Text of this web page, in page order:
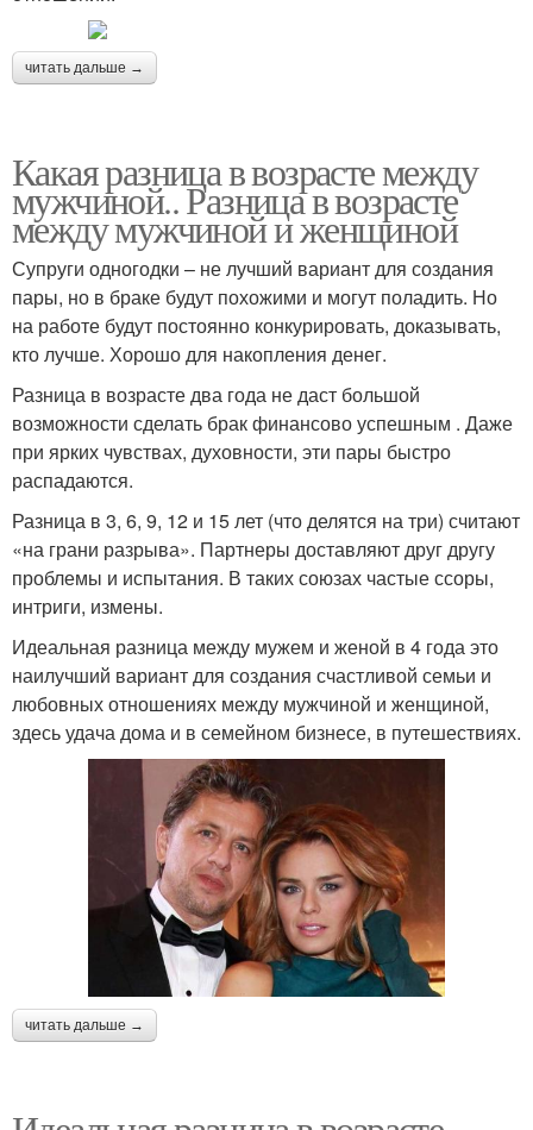
читать дальше →
Какая разница в возрасте между
мужчиной.. Разница в возрасте
между мужчиной и женщиной
Супруги одногодки – не лучший вариант для создания
пары, но в браке будут похожими и могут поладить. Но
на работе будут постоянно конкурировать, доказывать,
кто лучше. Хорошо для накопления денег.
Разница в возрасте два года не даст большой
возможности сделать брак финансово успешным . Даже
при ярких чувствах, духовности, эти пары быстро
распадаются.
Разница в 3, 6, 9, 12 и 15 лет (что делятся на три) считают
«на грани разрыва». Партнеры доставляют друг другу
проблемы и испытания. В таких союзах частые ссоры,
интриги, измены.
Идеальная разница между мужем и женой в 4 года это
наилучший вариант для создания счастливой семьи и
любовных отношениях между мужчиной и женщиной,
здесь удача дома и в семейном бизнесе, в путешествиях.
читать дальше →